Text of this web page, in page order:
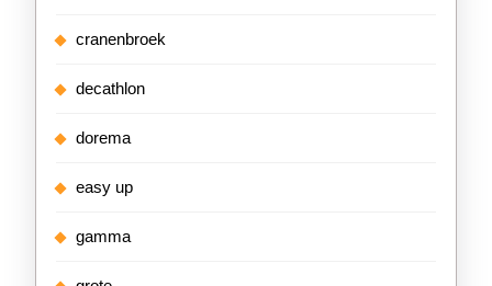
cranenbroek
decathlon
dorema
easy up
gamma